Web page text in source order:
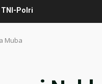
TNI-Polri
Muba